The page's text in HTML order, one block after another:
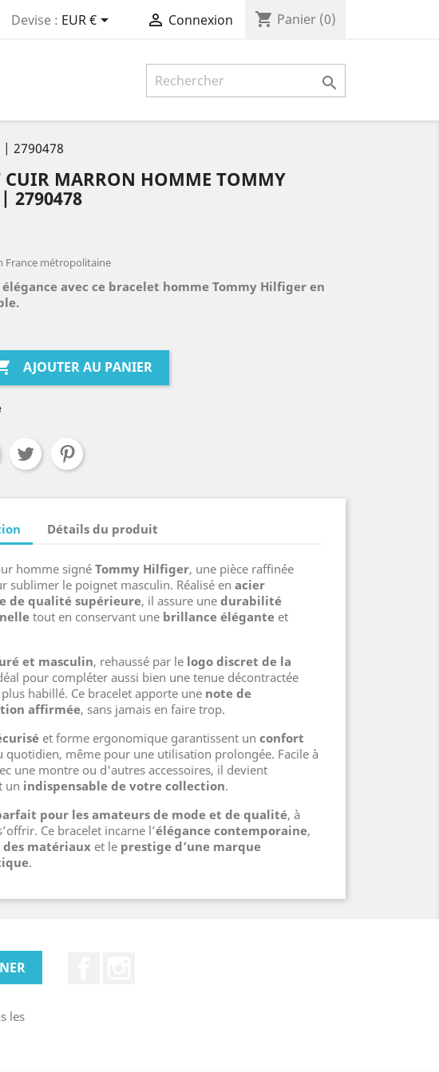
Devise : EUR €  Connexion shopping_cart Panier (0)

2790478
CUIR MARRON HOMME TOMMY
2790478
France métropolitaine
avec ce bracelet homme Tommy Hilfiger en
AJOUTER AU PANIER
Détails du produit
homme signé Tommy Hilfiger, une pièce raffinée
sublimer le poignet masculin. Réalisé en acier
de qualité supérieure, il assure une durabilité
tout en conservant une brillance élégante et
et masculin, rehaussé par le logo discret de la
pour compléter aussi bien une tenue décontractée
habillé. Ce bracelet apporte une note de
affirmée, sans jamais en faire trop.
et forme ergonomique garantissent un confort
quotidien, même pour une utilisation prolongée. Facile à
une montre ou d'autres accessoires, il devient
un indispensable de votre collection.
pour les amateurs de mode et de qualité, à
Ce bracelet incarne l’élégance contemporaine,
matériaux et le prestige d’une marque
.
les